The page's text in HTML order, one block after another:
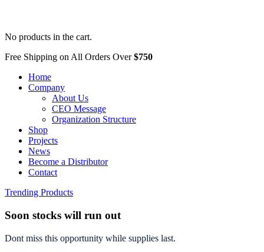
No products in the cart.
Free Shipping on All Orders Over$750
Home
Company
About Us
CEO Message
Organization Structure
Shop
Projects
News
Become a Distributor
Contact
Trending Products
Soon stocks will run out
Dont miss this opportunity while supplies last.